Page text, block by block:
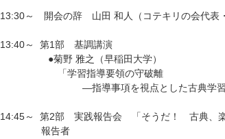
13:30～ 開会の辞 山田 和人（コテキリの会代表・
13:40～ 第1部 基調講演
●菊野 雅之（早稲田大学）
「学習指導要領の守破離
―指導事項を視点とした古典学習におけ
14:45～ 第2部 実践報告会 「そうだ！ 古典、楽
報告者